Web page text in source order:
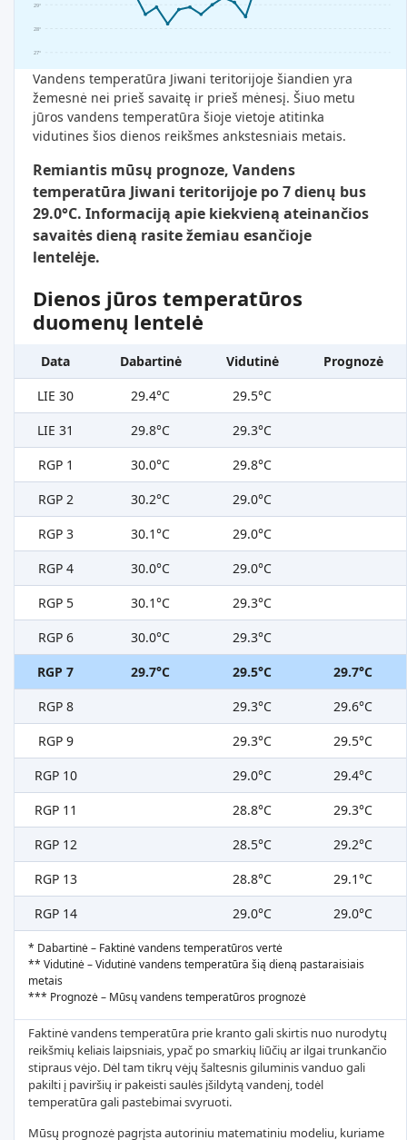
27°
28°
29°
Vandens temperatūra Jiwani teritorijoje šiandien yra
žemesnė nei prieš savaitę ir prieš mėnesį. Šiuo metu
jūros vandens temperatūra šioje vietoje atitinka
vidutines šios dienos reikšmes ankstesniais metais.
Remiantis mūsų prognoze, Vandens
temperatūra Jiwani teritorijoje po 7 dienų bus
29.0°C. Informaciją apie kiekvieną ateinančios
savaitės dieną rasite žemiau esančioje
lentelėje.
Dienos jūros temperatūros
duomenų lentelė
Data Dabartinė Vidutinė
Prognozė
LIE 30
29.4°C
29.5°C
LIE 31
29.8°C
29.3°C
RGP 1
30.0°C
29.8°C
RGP 2
30.2°C
29.0°C
RGP 3
30.1°C
29.0°C
RGP 4
30.0°C
29.0°C
RGP 5
30.1°C
29.3°C
RGP 6
30.0°C
29.3°C
RGP 7
29.7°C 29.5°C
29.7°C
RGP 8
29.3°C
29.6°C
RGP 9
29.3°C
29.5°C
RGP 10
29.0°C
29.4°C
RGP 11
28.8°C
29.3°C
RGP 12
28.5°C
29.2°C
RGP 13
28.8°C
29.1°C
RGP 14
29.0°C 29.0°C
* Dabartinė – Faktinė vandens temperatūros vertė
** Vidutinė – Vidutinė vandens temperatūra šią dieną pastaraisiais
metais
*** Prognozė – Mūsų vandens temperatūros prognozė
Faktinė vandens temperatūra prie kranto gali skirtis nuo nurodytų
reikšmių keliais laipsniais, ypač po smarkių liūčių ar ilgai trunkančio
stipraus vėjo. Dėl tam tikrų vėjų šaltesnis giluminis vanduo gali
pakilti į paviršių ir pakeisti saulės įšildytą vandenį, todėl
temperatūra gali pastebimai svyruoti.
Mūsų prognozė pagrįsta autoriniu matematiniu modeliu, kuriame